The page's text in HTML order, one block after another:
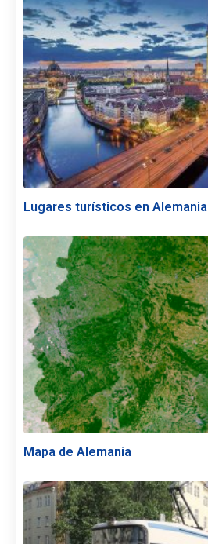
Lugares turísticos en Alemania
Mapa de Alemania